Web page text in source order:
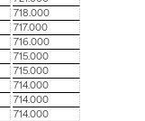
718.000
717.000
716.000
715.000
715.000
714.000
714.000
714.000